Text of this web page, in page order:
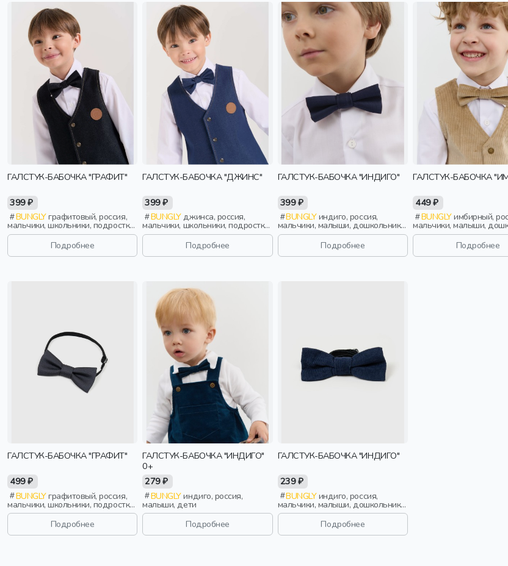
ГАЛСТУК-БАБОЧКА "ГРАФИТ"
399 ₽
BUNGLYграфитовый, россия,
мальчики, школьники, подростки,
дети
Подробнее
ГАЛСТУК-БАБОЧКА "ДЖИНС"
399 ₽
BUNGLYджинса, россия,
мальчики, школьники, подростки,
дети
Подробнее
ГАЛСТУК-БАБОЧКА "ИНДИГО"
399 ₽
BUNGLYиндиго, россия,
мальчики, малыши, дошкольники,
дети
Подробнее
ГАЛСТУК-БАБОЧКА
449 ₽
BUNGLYимбирный, россия,
мальчики, малыши,
дети
Подробнее
ГАЛСТУК-БАБОЧКА "ГРАФИТ"
499 ₽
BUNGLYграфитовый, россия,
мальчики, школьники, подростки,
дети
Подробнее
ГАЛСТУК-БАБОЧКА "ИНДИГО"
0+
279 ₽
BUNGLYиндиго, россия,
малыши, дети
Подробнее
ГАЛСТУК-БАБОЧКА "ИНДИГО"
239 ₽
BUNGLYиндиго, россия,
мальчики, малыши, дошкольники,
дети
Подробнее